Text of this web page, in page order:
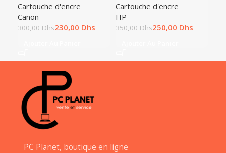
Cartouche d'encre
Canon
300,00Dhs230,00 Dhs
Cartouche d'encre
HP
350,00Dhs250,00 Dhs
PC Planet, boutique en ligne